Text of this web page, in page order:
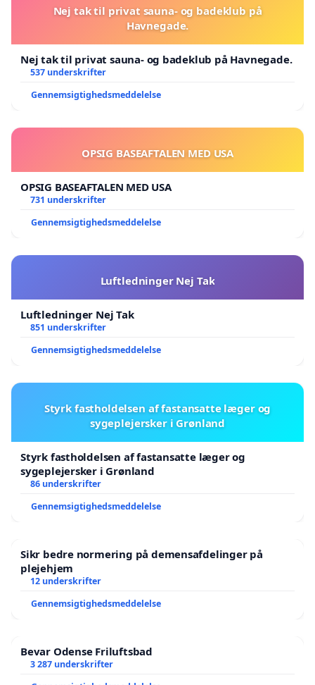
Nej tak til privat sauna- og badeklub på
Havnegade.
Nej tak til privat sauna- og badeklub på Havnegade.
537 underskrifter
Gennemsigtighedsmeddelelse
OPSIG BASEAFTALEN MED USA
OPSIG BASEAFTALEN MED USA
731 underskrifter
Gennemsigtighedsmeddelelse
Luftledninger Nej Tak
Luftledninger Nej Tak
851 underskrifter
Gennemsigtighedsmeddelelse
Styrk fastholdelsen af fastansatte læger og
sygeplejersker i Grønland
Styrk fastholdelsen af fastansatte læger og
sygeplejersker i Grønland
86 underskrifter
Gennemsigtighedsmeddelelse
Sikr bedre normering på demensafdelinger på
plejehjem
12 underskrifter
Gennemsigtighedsmeddelelse
Bevar Odense Friluftsbad
3 287 underskrifter